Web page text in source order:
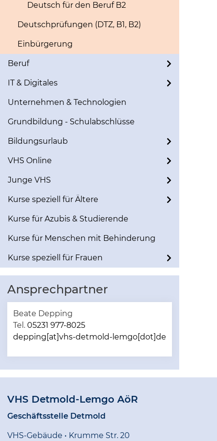
Deutsch für den Beruf B2
Deutschprüfungen (DTZ, B1, B2)
Einbürgerung
Beruf
IT & Digitales
Unternehmen & Technologien
Grundbildung - Schulabschlüsse
Bildungsurlaub
VHS Online
Junge VHS
Kurse speziell für Ältere
Kurse für Azubis & Studierende
Kurse für Menschen mit Behinderung
Kurse speziell für Frauen
Ansprechpartner
Beate Depping
Tel. 05231 977-8025
depping[at]vhs-detmold-lemgo[dot]de
VHS Detmold-Lemgo AöR
Geschäftsstelle Detmold
VHS-Gebäude • Krumme Str. 20